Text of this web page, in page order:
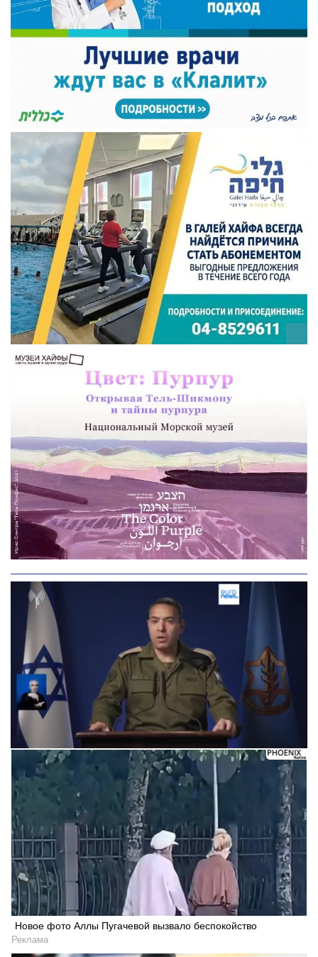
Новое фото Аллы Пугачевой вызвало беспокойство
Реклама